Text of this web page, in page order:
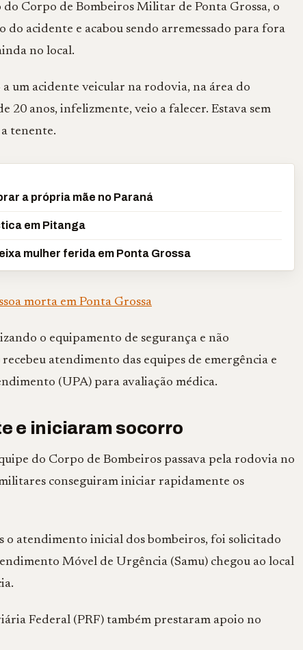
Corpo de Bombeiros Militar de Ponta Grossa, o
acidente e acabou sendo arremessado para fora
no local.
um acidente veicular na rodovia, na área do
20 anos, infelizmente, veio a falecer. Estava sem
tenente.
a própria mãe no Paraná
em Pitanga
mulher ferida em Ponta Grossa
morta em Ponta Grossa
o equipamento de segurança e não
atendimento das equipes de emergência e
(UPA) para avaliação médica.
e iniciaram socorro
do Corpo de Bombeiros passava pela rodovia no
conseguiram iniciar rapidamente os
atendimento inicial dos bombeiros, foi solicitado
Móvel de Urgência (Samu) chegou ao local
Federal (PRF) também prestaram apoio no